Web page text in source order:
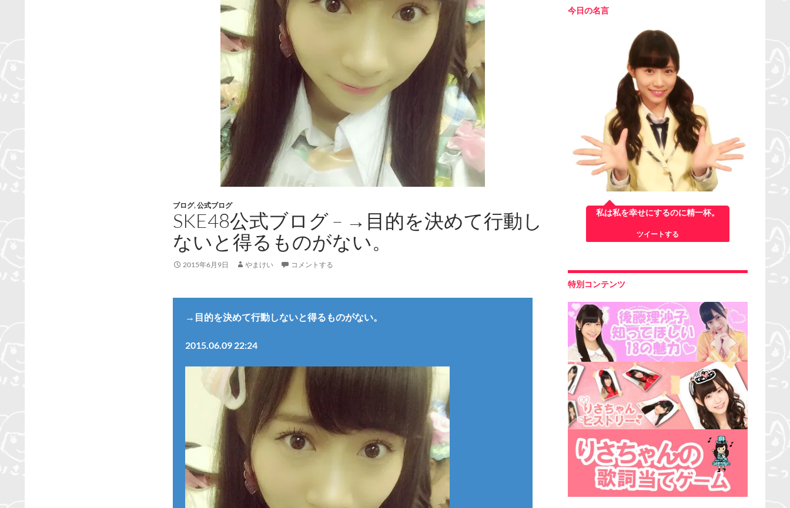
ブログ,公式ブログ
SKE48公式ブログ – →目的を決めて行動し
ないと得るものがない。
2015年6月9日 やまけい コメントする
→目的を決めて行動しないと得るものがない。
2015.06.09 22:24
今日の名言
私は私を幸せにするのに精一杯。
ツイートする
特別コンテンツ